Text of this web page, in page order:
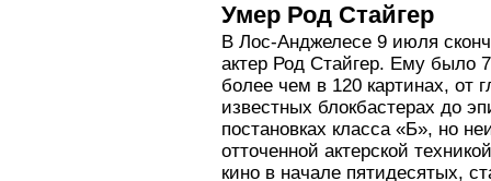
Умер Род Стайгер
В Лос-Анджелесе 9 июля
актер Род Стайгер. Ему было
более чем в 120 картинах, от
известных блокбастерах до
постановках класса «Б», но
отточенной актерской
кино в начале пятидесятых,